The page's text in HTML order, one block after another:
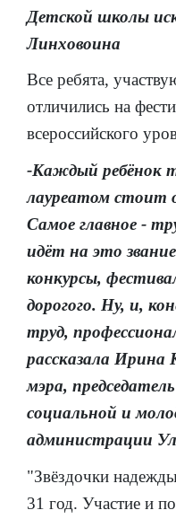
Детской школы
Линховоина
Все ребята,
отличились на
всероссийского
-Каждый ребёнок
лауреатом стоит
Самое главное -
идёт на это
конкурсы,
дорогого. Ну, и,
труд,
рассказала Ирина
мэра,
социальной и
администрации
"Звёздочки
31 год. Участие и